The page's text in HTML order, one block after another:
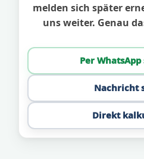
melden sich später
uns weiter. Genau
Per
Nachricht
Direkt